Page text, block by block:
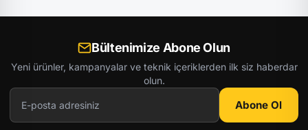
Bültenimize Abone Olun
Yeni ürünler, kampanyalar ve teknik içeriklerden ilk siz haberdar
olun.
Abone Ol